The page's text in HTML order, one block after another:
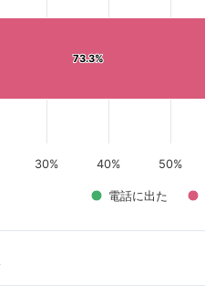
73.3%
73.3%
電話に出た
30% 40% 50%